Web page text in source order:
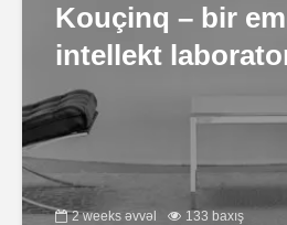
Kouçinq – bir
intellekt
2 weeks əvvəl 133 baxış